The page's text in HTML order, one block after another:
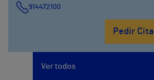
914472100
Pedir Cita
Ver todos